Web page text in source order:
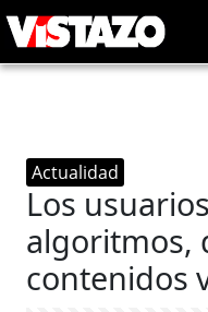
Actualidad
Los
algoritmos,
contenidos